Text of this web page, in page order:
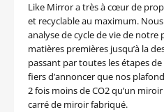
Like Mirror a très à cœur de
et recyclable au maximum.
analyse de cycle de vie de notre
matières premières jusqu’à la
passant par toutes les étapes
fiers d’annoncer que nos
2 fois moins de CO2 qu’un
carré de miroir fabriqué.